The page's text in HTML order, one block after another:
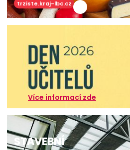
trziste.kraj-lbc.cz
Více informací zde
STAVEBNÍ